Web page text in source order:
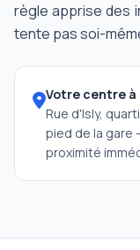
règle apprise des
tente pas soi-
Votre centre à
Rue d'Isly,
pied de la gare
proximité